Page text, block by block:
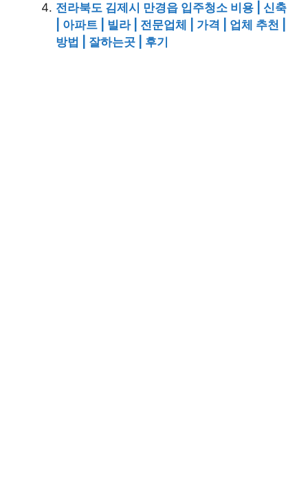
전라북도 김제시 만경읍 입주청소 비용 | 신축
| 아파트 | 빌라 | 전문업체 | 가격 | 업체 추천 |
방법 | 잘하는곳 | 후기